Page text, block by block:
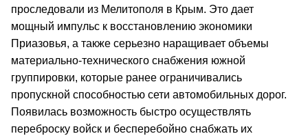
проследовали из Мелитополя в Крым. Это дает
мощный импульс к восстановлению экономики
Приазовья, а также серьезно наращивает объемы
материально-технического снабжения южной
группировки, которые ранее ограничивались
пропускной способностью сети автомобильных дорог.
Появилась возможность быстро осуществлять
переброску войск и бесперебойно снабжать их